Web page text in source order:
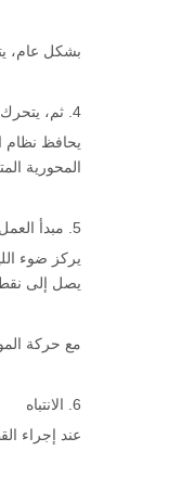
بشكل عام،
4. ثم، يتحرك رأس القطع بالليزر على اللوحة المعدنية في شكل الجزء المطلوب لقطع الجزء من اللوحة.
يحافظ نظام
المحورية
5. مبدأ العمل من قواطع الليزر الألياف
يركز ضوء
يصل إلى
مع حركة
6. الانتباه
عند إجراء